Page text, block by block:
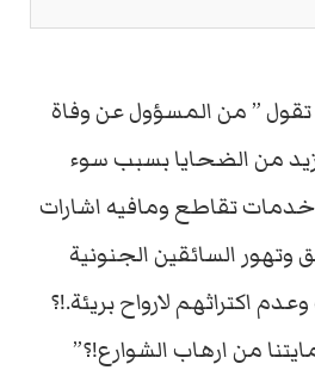
” من المسؤول عن وفاة
من الضحايا بسبب سوء
تقاطع ومافيه اشارات
السائقين الجنونية
اكتراثهم لارواح بريئة.!؟
من ارهاب الشوارع!؟”